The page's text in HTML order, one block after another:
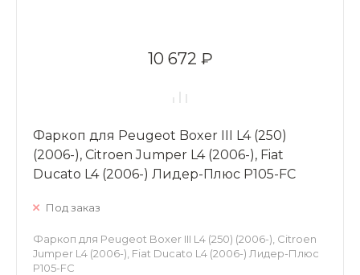
10 672 ₽
Фаркоп для Peugeot Boxer III L4 (250)
(2006-), Citroen Jumper L4 (2006-), Fiat
Ducato L4 (2006-) Лидер-Плюс P105-FC
Под заказ
Фаркоп для Peugeot Boxer III L4 (250) (2006-), Citroen
Jumper L4 (2006-), Fiat Ducato L4 (2006-) Лидер-Плюс
P105-FC